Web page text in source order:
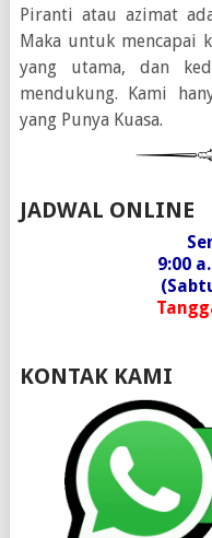
Piranti atau azimat
Maka untuk mencapai
yang utama, dan
mendukung. Kami
yang Punya Kuasa.
JADWAL ONLINE
9:00
KONTAK KAMI